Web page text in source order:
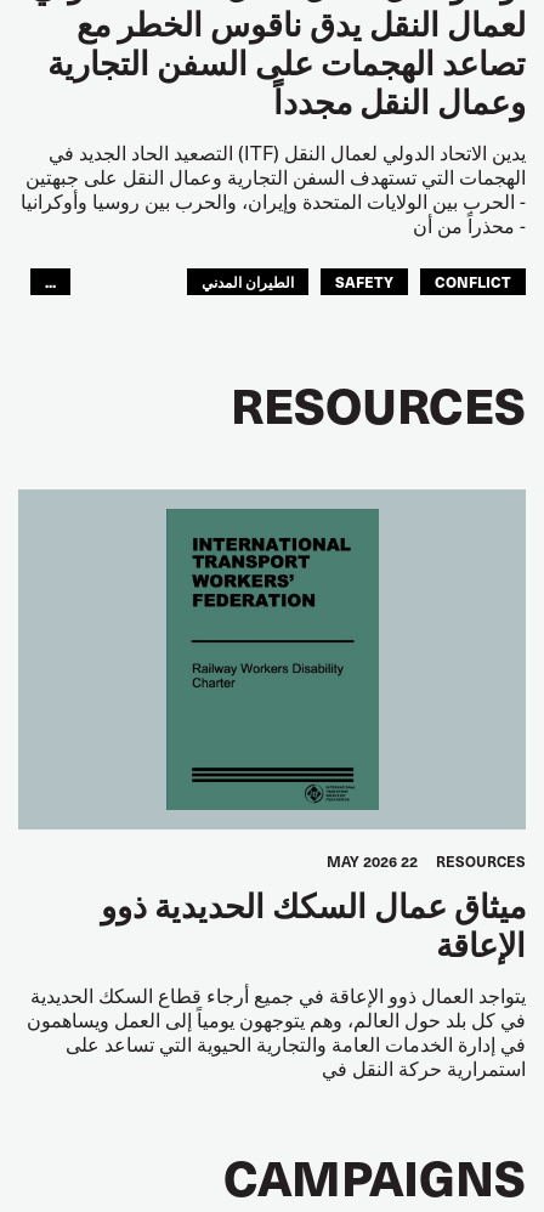
لعمال النقل يدق ناقوس الخطر مع
تصاعد الهجمات على السفن التجارية
وعمال النقل مجدداً
يدين الاتحاد الدولي لعمال النقل (ITF) التصعيد الحاد الجديد في
الهجمات التي تستهدف السفن التجارية وعمال النقل على جبهتين
- الحرب بين الولايات المتحدة وإيران، والحرب بين روسيا وأوكرانيا
- محذراً من أن
CONFLICT
SAFETY
الطيران المدني
...
RESOURCES
RESOURCES
22 MAY 2026
ميثاق عمال السكك الحديدية ذوو
الإعاقة
يتواجد العمال ذوو الإعاقة في جميع أرجاء قطاع السكك الحديدية
في كل بلد حول العالم، وهم يتوجهون يومياً إلى العمل ويساهمون
في إدارة الخدمات العامة والتجارية الحيوية التي تساعد على
استمرارية حركة النقل في
CAMPAIGNS